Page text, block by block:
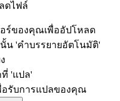
ดไฟล์
ร์ของคุณเพื่ออัปโหลด
น 'คำบรรยายอัตโนมัติ'
ที่ 'แปล'
อรับการแปลของคุณ